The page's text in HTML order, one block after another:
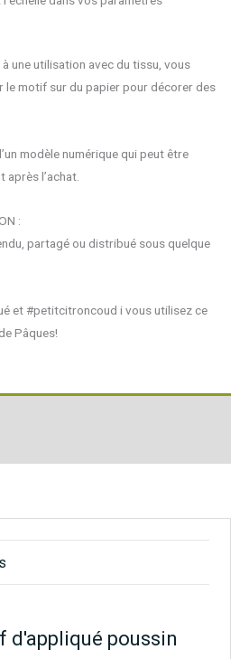
à une utilisation avec du tissu, vous
le motif sur du papier pour décorer des
modèle numérique qui peut être
l’achat.
:
partagé ou distribué sous quelque
et #petitcitroncoud i vous utilisez ce
Pâques!
d'appliqué poussin